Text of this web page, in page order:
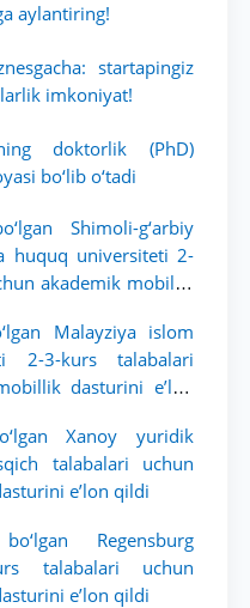
aylantiring!
startapingiz
imkoniyat!
doktorlik (PhD)
bo‘lib o‘tadi
Shimoli-g‘arbiy
huquq universiteti 2-
akademik mobillik
Malayziya islom
2-3-kurs talabalari
dasturini e’lon
Xanoy yuridik
talabalari uchun
e’lon qildi
Regensburg
talabalari uchun
e’lon qildi